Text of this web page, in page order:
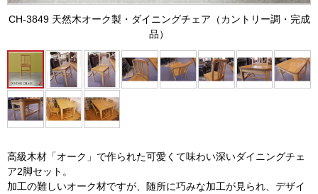
CH-3849 天然木オーク製・ダイニングチェア（カントリー調・完成
品）
高級木材「オーク」で作られた可愛くて味わい深いダイニングチェ
ア2脚セット。
加工の難しいオーク材ですが、随所に巧みな加工が見られ、デザイ